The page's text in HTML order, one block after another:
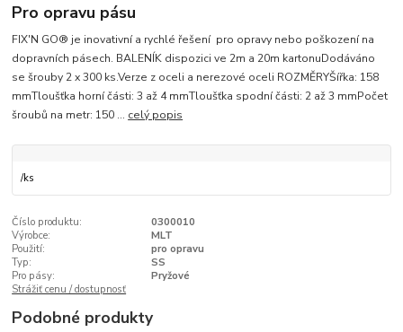
Pro opravu pásu
FIX'N GO® je inovativní a rychlé řešení pro opravy nebo poškození na
dopravních pásech. BALENÍK dispozici ve 2m a 20m kartonuDodáváno
se šrouby 2 x 300 ks.Verze z oceli a nerezové oceli ROZMĚRYŠířka: 158
mmTloušťka horní části: 3 až 4 mmTloušťka spodní části: 2 až 3 mmPočet
šroubů na metr: 150 ... celý popis
/ks
Číslo produktu:
0300010
Výrobce:
MLT
Použití:
pro opravu
Typ:
SS
Pro pásy:
Pryžové
Strážiť cenu / dostupnosť
Podobné produkty